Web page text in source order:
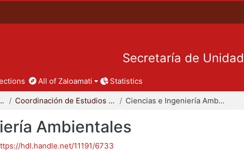
Secretaría de Unidad
All of Zaloamati Statistics
e Ingeniería Coordinación de Estudios de Posgrado - CBI Ciencias e Ingeniería Ambientales
Ambientales
hdl.handle.net/11191/6733